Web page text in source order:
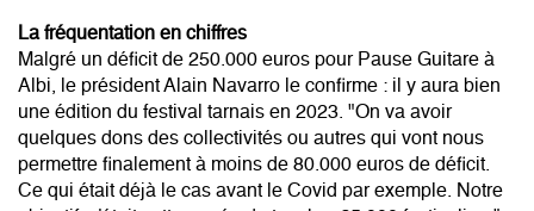
La fréquentation en chiffres
Malgré un déficit de 250.000 euros pour Pause Guitare à
Albi, le président Alain Navarro le confirme : il y aura bien
une édition du festival tarnais en 2023. "On va avoir
quelques dons des collectivités ou autres qui vont nous
permettre finalement à moins de 80.000 euros de déficit.
Ce qui était déjà le cas avant le Covid par exemple. Notre